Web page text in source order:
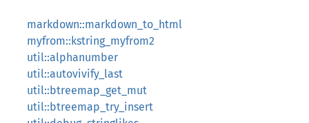
markdown::markdown_to_html
myfrom::kstring_myfrom2
util::alphanumber
util::autovivify_last
util::btreemap_get_mut
util::btreemap_try_insert